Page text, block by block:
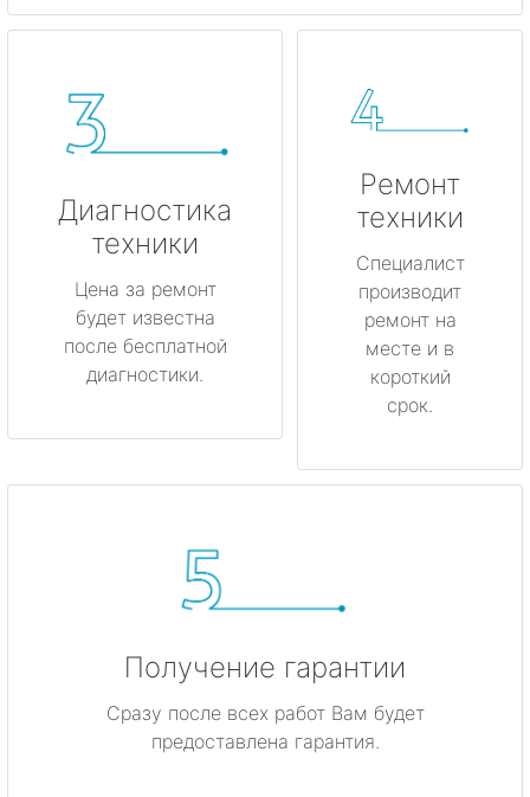
Диагностика
техники
Цена за ремонт
будет известна
после бесплатной
диагностики.
Ремонт
техники
Специалист
производит
ремонт на
месте и в
короткий
срок.
Получение гарантии
Сразу после всех работ Вам будет
предоставлена гарантия.